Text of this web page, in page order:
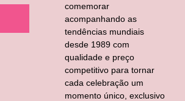
comemorar
acompanhando as
tendências mundiais
desde 1989 com
qualidade e preço
competitivo para tornar
cada celebração um
momento único, exclusivo